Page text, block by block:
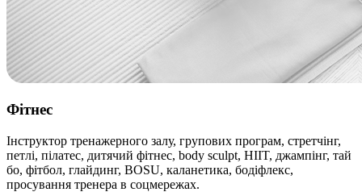
Фітнес
Інструктор тренажерного залу, групових програм, стретчінг,
петлі, пілатес, дитячий фітнес, body sculpt, HIIT, джампінг, тай
бо, фітбол, глайдинг, BOSU, каланетика, бодіфлекс,
просування тренера в соцмережах.